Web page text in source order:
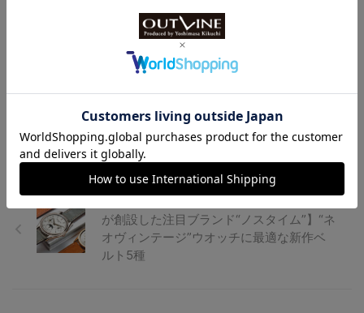
ビー”など、日本限定モデル全5種
【高級家具の木目のような文字盤が
美しい】ジュエラーならではの繊細
なデザインが...
が創設した注目ブランド“ノスタイム”】“ネ
オヴィンテージ”ウオッチに最適な新作ベ
ルト5種